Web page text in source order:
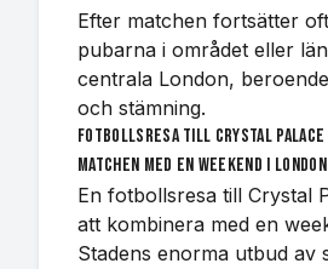
Efter matchen fortsätter
pubarna i området eller
centrala London,
och stämning.
Fotbollsresa till Crystal Palace
matchen med en weekend i London
En fotbollsresa till Crystal
att kombinera med en
Stadens enorma utbud av